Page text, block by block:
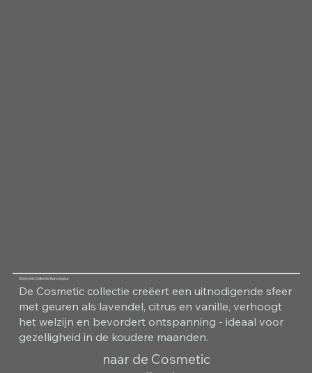
Cosmetic Collectie Kamergeur
De Cosmetic collectie creëert een uitnodigende sfeer
met geuren als lavendel, citrus en vanille, verhoogt
het welzijn en bevordert ontspanning - ideaal voor
gezelligheid in de koudere maanden.
naar de Cosmetic